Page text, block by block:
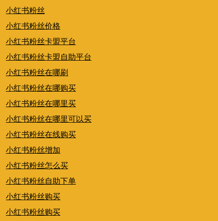
小红书粉丝
小红书粉丝价格
小红书粉丝卡盟平台
小红书粉丝卡盟自助平台
小红书粉丝在哪刷
小红书粉丝在哪购买
小红书粉丝在哪里买
小红书粉丝在哪里可以买
小红书粉丝在线购买
小红书粉丝增加
小红书粉丝怎么买
小红书粉丝自助下单
小红书粉丝购买
小红书粉丝购买